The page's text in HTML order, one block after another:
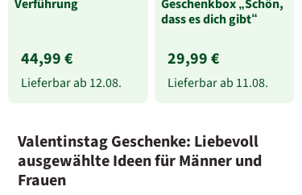
Verführung
44,99 €
Lieferbar ab 12.08.
Geschenkbox „Schön,
dass es dich gibt“
29,99 €
Lieferbar ab 11.08.
Valentinstag Geschenke: Liebevoll
ausgewählte Ideen für Männer und
Frauen